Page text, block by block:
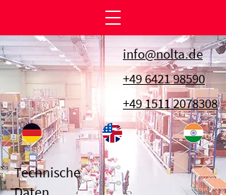
info@nolta.de
+49 6421 98590
+49 1511 2078308
Technische